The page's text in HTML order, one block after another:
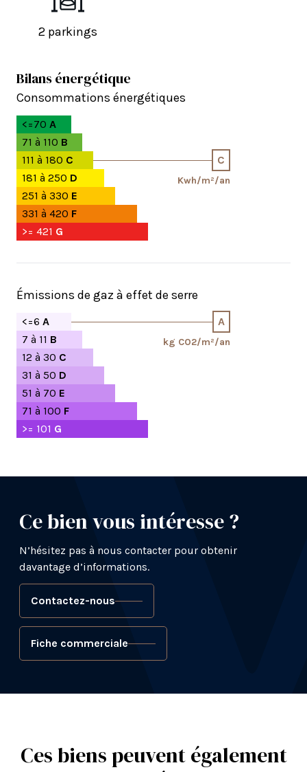
2 parkings
Bilans énergétique
Consommations énergétiques
<=70 A
71 à 110 B
111 à 180 C C
Kwh/m²/an
181 à 250 D
251 à 330 E
331 à 420 F
>= 421 G
Émissions de gaz à effet de serre
<=6 A A
kg CO2/m²/an
7 à 11 B
12 à 30 C
31 à 50 D
51 à 70 E
71 à 100 F
>= 101 G
Ce bien vous intéresse ?
N’hésitez pas à nous contacter pour obtenir
davantage d’informations.
Contactez-nous
Fiche commerciale
Ces biens peuvent également